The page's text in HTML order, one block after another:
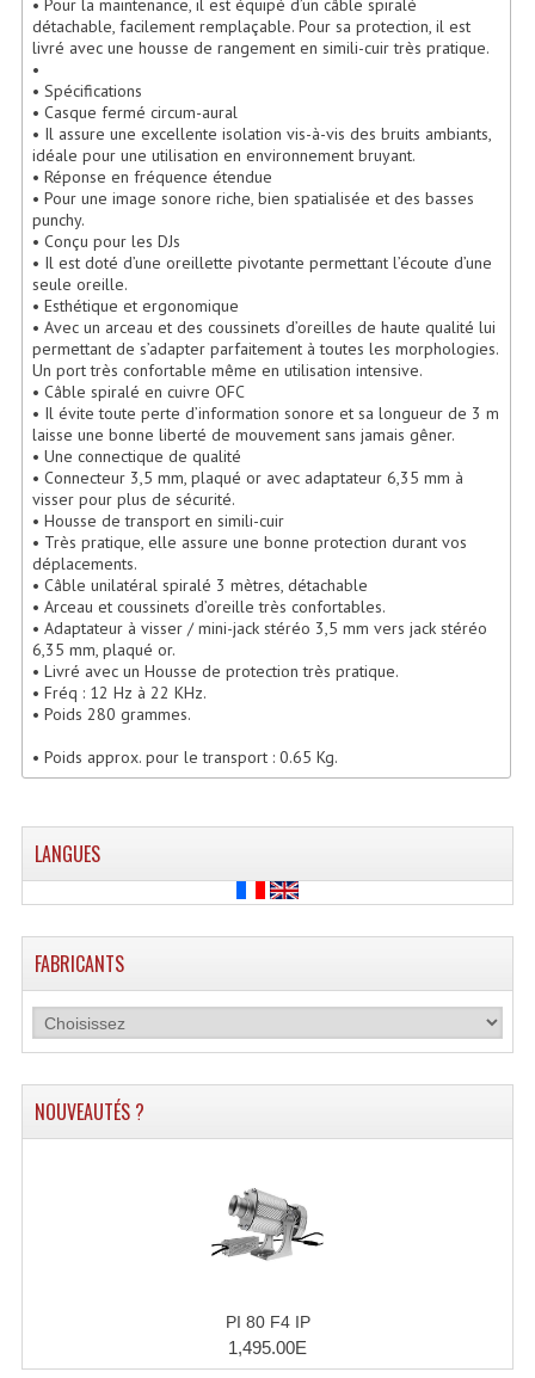
Lecteurs Cd À Plats
Lecteurs Double Cd Mixage Intégrée
Lecteurs Double Cd MP3
Minidisc
Digital Package Et Logiciel
Enregistreur Numérique
Platines Dvd Pour Dj
Platines Cassettes
Limiteur De Niveau Sonore
Microphones Filaires
Micro Sans Fil HF VHF 200MHZ
Micro Sans Fil HF UHF 800MHZ
Micros De Studio
Peripheriques Traitements Et Accessoires
Pupitre Pour Discours
Samplers, Échantillonneurs
Tables De Mixage DJ
Controleurs DJ USB / MP3
Consoles Numériques
• Pour la maintenance, il est équipé d’un câble spiralé
détachable, facilement remplaçable. Pour sa protection, il est
livré avec une housse de rangement en simili-cuir très pratique.
•
• Spécifications
• Casque fermé circum-aural
• Il assure une excellente isolation vis-à-vis des bruits ambiants,
idéale pour une utilisation en environnement bruyant.
• Réponse en fréquence étendue
• Pour une image sonore riche, bien spatialisée et des basses
punchy.
• Conçu pour les DJs
• Il est doté d’une oreillette pivotante permettant l’écoute d’une
seule oreille.
• Esthétique et ergonomique
• Avec un arceau et des coussinets d’oreilles de haute qualité lui
permettant de s’adapter parfaitement à toutes les morphologies.
Un port très confortable même en utilisation intensive.
• Câble spiralé en cuivre OFC
• Il évite toute perte d’information sonore et sa longueur de 3 m
laisse une bonne liberté de mouvement sans jamais gêner.
• Une connectique de qualité
• Connecteur 3,5 mm, plaqué or avec adaptateur 6,35 mm à
visser pour plus de sécurité.
• Housse de transport en simili-cuir
• Très pratique, elle assure une bonne protection durant vos
déplacements.
• Câble unilatéral spiralé 3 mètres, détachable
• Arceau et coussinets d’oreille très confortables.
• Adaptateur à visser / mini-jack stéréo 3,5 mm vers jack stéréo
6,35 mm, plaqué or.
• Livré avec un Housse de protection très pratique.
• Fréq : 12 Hz à 22 KHz.
• Poids 280 grammes.
• Poids approx. pour le transport : 0.65 Kg.
LANGUES
FABRICANTS
NOUVEAUTÉS ?
PI 80 F4 IP
1,495.00E